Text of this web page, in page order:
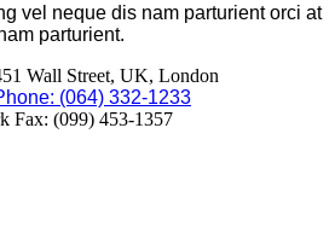
vel neque dis nam parturient orci at
parturient.
Wall Street, UK, London
(064) 332-1233
Fax: (099) 453-1357